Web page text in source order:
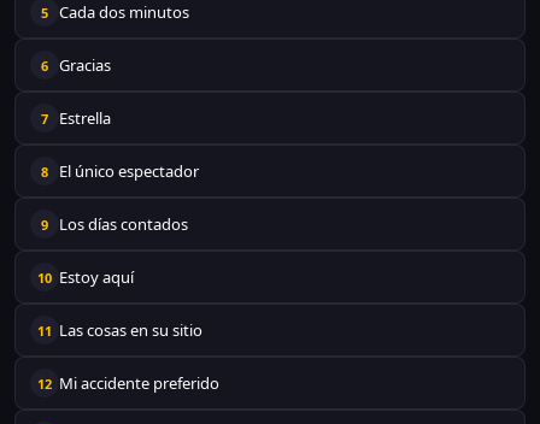
5 Cada dos minutos
6 Gracias
7 Estrella
8 El único espectador
9 Los días contados
10 Estoy aquí
11 Las cosas en su sitio
12 Mi accidente preferido